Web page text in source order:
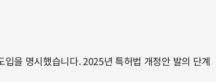
을 명시했습니다. 2025년 특허법 개정안 발의 단계